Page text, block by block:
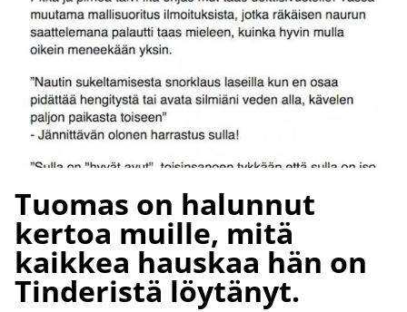
Tuomas on halunnut
kertoa muille, mitä
kaikkea hauskaa hän on
Tinderistä löytänyt.